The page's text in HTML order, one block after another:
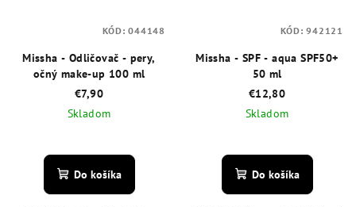
Missha - Odličovač - pery,
očný make-up 100 ml
€7,90
Skladom
hodnotenie
produktu
Do košíka
KÓD:044148
Missha - SPF - aqua SPF50+
50 ml
€12,80
Skladom
Do košíka
KÓD:942121